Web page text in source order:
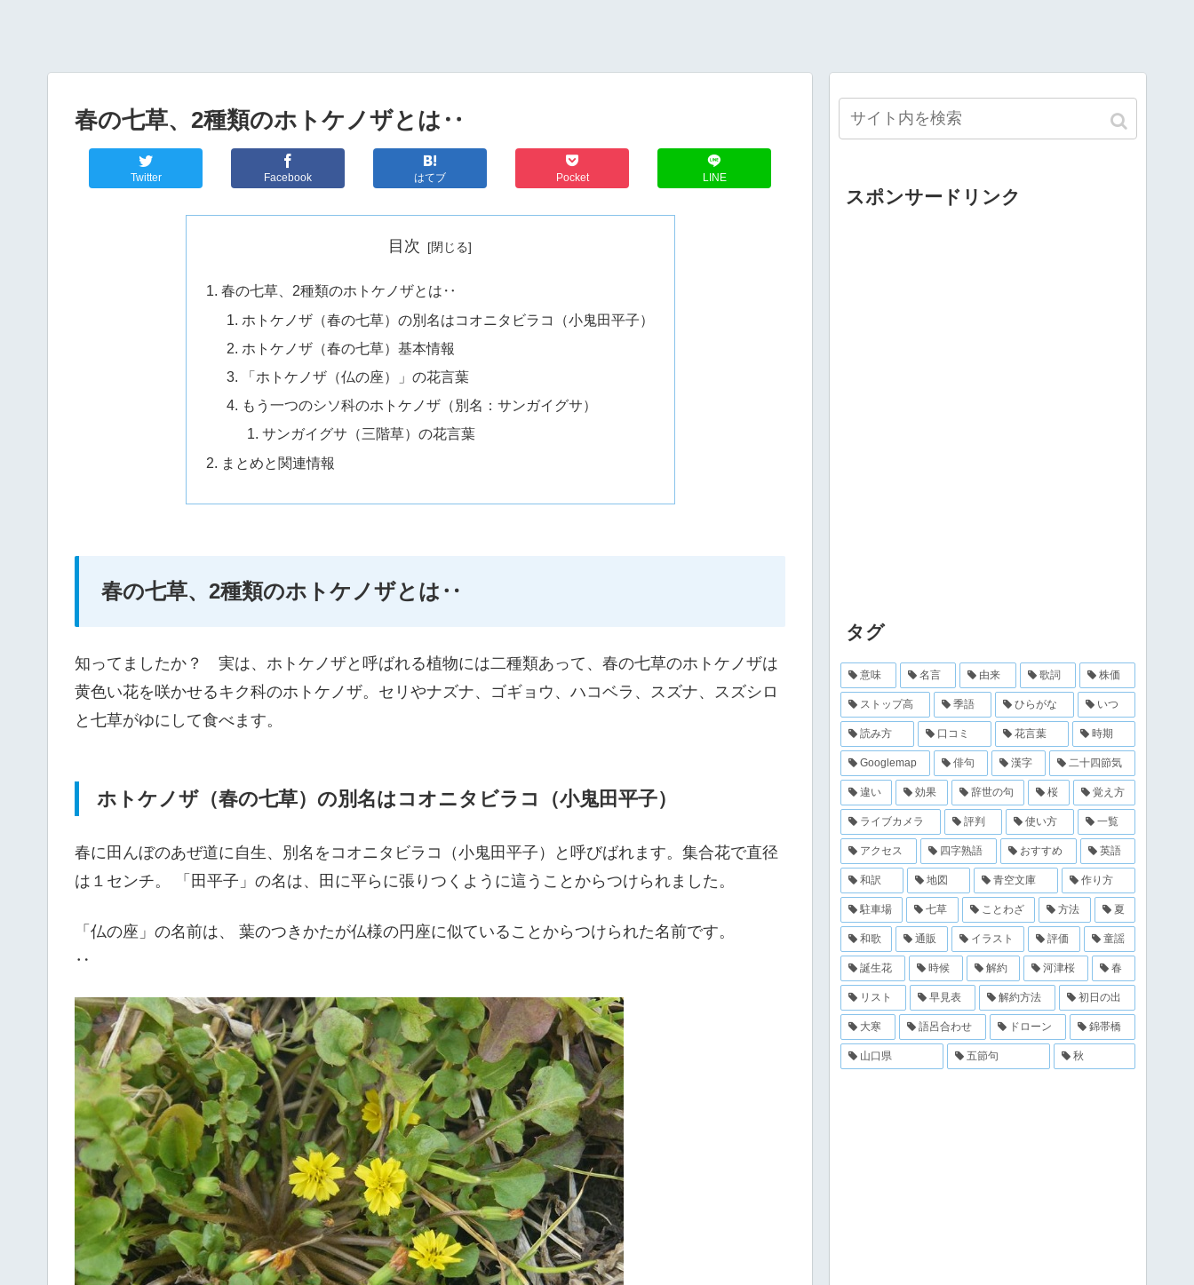
春の七草、2種類のホトケノザとは‥
Twitter Facebook はてブ Pocket LINE
目次
春の七草、2種類のホトケノザとは‥
ホトケノザ（春の七草）の別名はコオニタビラコ（小鬼田平子）
ホトケノザ（春の七草）基本情報
「ホトケノザ（仏の座）」の花言葉
もう一つのシソ科のホトケノザ（別名：サンガイグサ）
サンガイグサ（三階草）の花言葉
まとめと関連情報
春の七草、2種類のホトケノザとは‥
知ってましたか？ 実は、ホトケノザと呼ばれる植物には二種類あって、春の七草のホトケノザは
黄色い花を咲かせるキク科のホトケノザ。セリやナズナ、ゴギョウ、ハコベラ、スズナ、スズシロ
と七草がゆにして食べます。
ホトケノザ（春の七草）の別名はコオニタビラコ（小鬼田平子）
春に田んぼのあぜ道に自生、別名をコオニタビラコ（小鬼田平子）と呼びばれます。集合花で直径
は１センチ。 「田平子」の名は、田に平らに張りつくように這うことからつけられました。
「仏の座」の名前は、 葉のつきかたが仏様の円座に似ていることからつけられた名前です。
‥
スポンサードリンク
タグ
意味 名言 由来 歌詞 株価
ストップ高 季語 ひらがな いつ
読み方 口コミ 花言葉 時期
Googlemap 俳句 漢字 二十四節気
違い 効果 辞世の句 桜 覚え方
ライブカメラ 評判 使い方 一覧
アクセス 四字熟語 おすすめ 英語
和訳 地図 青空文庫 作り方
駐車場 七草 ことわざ 方法 夏
和歌 通販 イラスト 評価 童謡
誕生花 時候 解約 河津桜 春
リスト 早見表 解約方法 初日の出
大寒 語呂合わせ ドローン 錦帯橋
山口県 五節句 秋